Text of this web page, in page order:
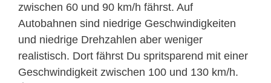
zwischen 60 und 90 km/h fährst. Auf
Autobahnen sind niedrige Geschwindigkeiten
und niedrige Drehzahlen aber weniger
realistisch. Dort fährst Du spritsparend mit einer
Geschwindigkeit zwischen 100 und 130 km/h.